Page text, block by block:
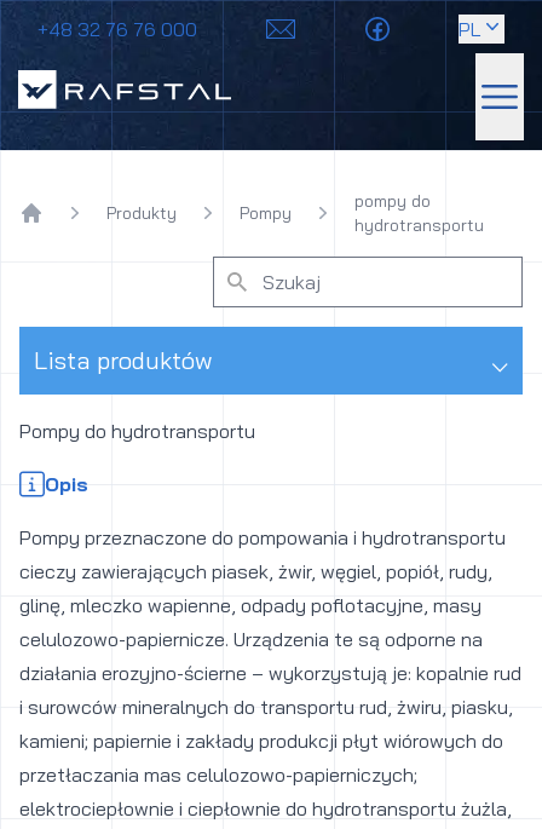
+48 32 76 76 000 PL
Rafstal
Produkty Pompy
pompy do
hydrotransportu
Lista produktów ⌵
Pompy do hydrotransportu
Opis
Pompy przeznaczone do pompowania i hydrotransportu
cieczy zawierających piasek, żwir, węgiel, popiół, rudy,
glinę, mleczko wapienne, odpady poflotacyjne, masy
celulozowo-papiernicze. Urządzenia te są odporne na
działania erozyjno-ścierne – wykorzystują je: kopalnie rud
i surowców mineralnych do transportu rud, żwiru, piasku,
kamieni; papiernie i zakłady produkcji płyt wiórowych do
przetłaczania mas celulozowo-papierniczych;
elektrociepłownie i ciepłownie do hydrotransportu żużla,